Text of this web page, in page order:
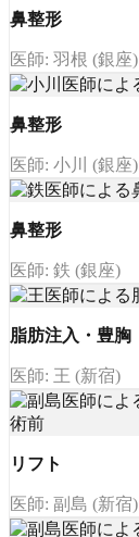
鼻整形
医師: 羽根 (銀座)
鼻整形
医師: 小川 (銀座)
鼻整形
医師: 鉄 (銀座)
脂肪注入・豊胸
医師: 王 (新宿)
リフト
医師: 副島 (新宿)